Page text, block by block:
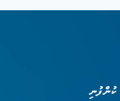
ކުންފުނި